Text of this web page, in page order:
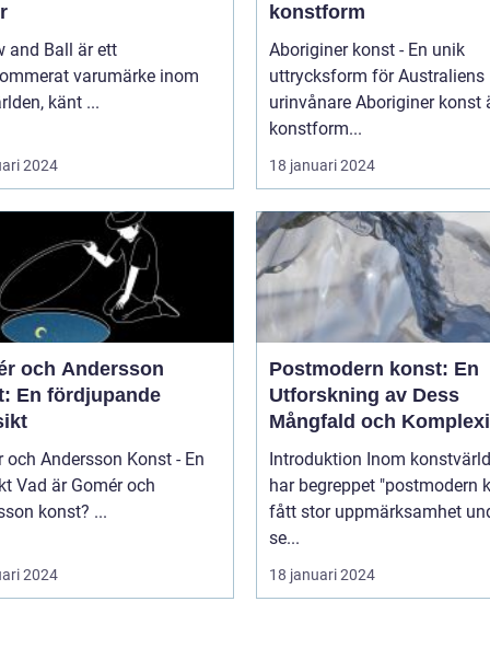
and Ball är ett
varumärke inom
känt ...
2024
konstform
Aboriginer konst - En unik
uttrycksform för Australiens
urinvånare Aboriginer konst är en
konstform...
18 januari 2024
och Andersson
En fördjupande
och Andersson Konst - En
och
Andersson konst? ...
2024
Postmodern konst: En
Utforskning av Dess
Mångfald och
Introduktion Inom konstvärlden
har begreppet "postmodern
fått stor uppmärksamhet
se...
18 januari 2024